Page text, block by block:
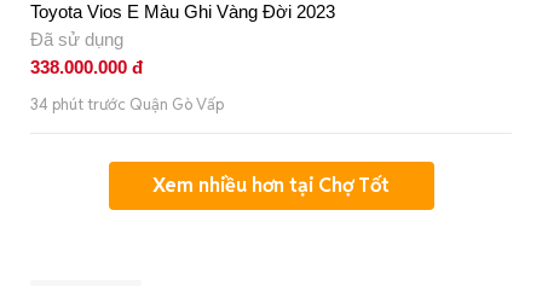
Toyota Vios E Màu Ghi Vàng Đời 2023
Đã sử dụng
338.000.000 đ
34 phút trước Quận Gò Vấp
Xem nhiều hơn tại Chợ Tốt